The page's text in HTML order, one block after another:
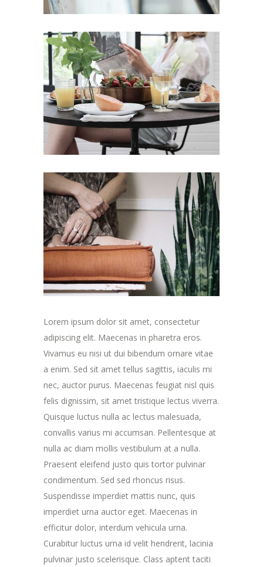
Lorem ipsum dolor sit amet, consectetur
adipiscing elit. Maecenas in pharetra eros.
Vivamus eu nisi ut dui bibendum ornare vitae
a enim. Sed sit amet tellus sagittis, iaculis mi
nec, auctor purus. Maecenas feugiat nisl quis
felis dignissim, sit amet tristique lectus viverra.
Quisque luctus nulla ac lectus malesuada,
convallis varius mi accumsan. Pellentesque at
nulla ac diam mollis vestibulum at a nulla.
Praesent eleifend justo quis tortor pulvinar
condimentum. Sed sed rhoncus risus.
Suspendisse imperdiet mattis nunc, quis
imperdiet urna auctor eget. Maecenas in
efficitur dolor, interdum vehicula urna.
Curabitur luctus urna id velit hendrerit, lacinia
pulvinar justo scelerisque. Class aptent taciti